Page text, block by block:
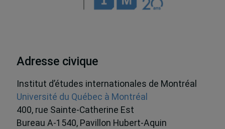
Adresse civique
Institut d’études internationales de Montréal
Université du Québec à Montréal
400, rue Sainte-Catherine Est
Bureau A-1540, Pavillon Hubert-Aquin